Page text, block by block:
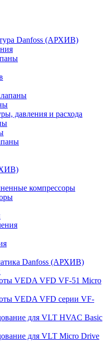
Danfoss (АРХИВ)
давления и расхода
компрессоры
Danfoss (АРХИВ)
VEDA VFD VF-51 Micro
VEDA VFD серии VF-
для VLT HVAC Basic
для VLT Micro Drive